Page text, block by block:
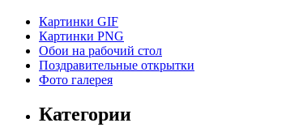
Картинки GIF
Картинки PNG
Обои на рабочий стол
Поздравительные открытки
Фото галерея
Категории